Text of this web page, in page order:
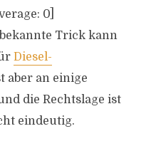
0]
Trick kann
Diesel-
an einige
die Rechtslage ist
eindeutig.